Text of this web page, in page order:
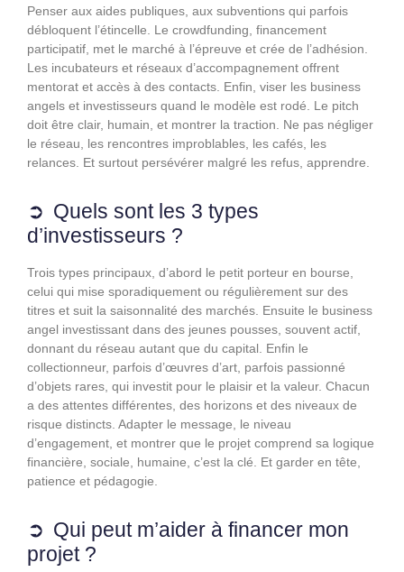
Penser aux aides publiques, aux subventions qui parfois
débloquent l’étincelle. Le crowdfunding, financement
participatif, met le marché à l’épreuve et crée de l’adhésion.
Les incubateurs et réseaux d’accompagnement offrent
mentorat et accès à des contacts. Enfin, viser les business
angels et investisseurs quand le modèle est rodé. Le pitch
doit être clair, humain, et montrer la traction. Ne pas négliger
le réseau, les rencontres improblables, les cafés, les
relances. Et surtout persévérer malgré les refus, apprendre.
Quels sont les 3 types
d’investisseurs ?
Trois types principaux, d’abord le petit porteur en bourse,
celui qui mise sporadiquement ou régulièrement sur des
titres et suit la saisonnalité des marchés. Ensuite le business
angel investissant dans des jeunes pousses, souvent actif,
donnant du réseau autant que du capital. Enfin le
collectionneur, parfois d’œuvres d’art, parfois passionné
d’objets rares, qui investit pour le plaisir et la valeur. Chacun
a des attentes différentes, des horizons et des niveaux de
risque distincts. Adapter le message, le niveau
d’engagement, et montrer que le projet comprend sa logique
financière, sociale, humaine, c’est la clé. Et garder en tête,
patience et pédagogie.
Qui peut m’aider à financer mon
projet ?